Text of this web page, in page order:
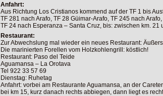
Anfahrt:
Aus Richtung Los Cristianos kommend auf der TF 1 bis
TF 281 nach Arafo, TF 28 Güimar-Arafo, TF 245 nach
TF 24 nach Esperanza – Santa Cruz, bis: zwischen km. 21
Restaurant:
Zur Abwechslung mal wieder ein neues Restaurant:
Die marinierten Forellen vom Holzkohlengrill: köstlich!
Restaurant: Paso del Teide
Aguamansa – La Orotava
Tel 922 33 57 69
Dienstag: Ruhetag
Anfahrt: vorbei am Restaurante Aguamansa, an der
bei km 15, kurz danach rechts abbiegen, dann liegt es